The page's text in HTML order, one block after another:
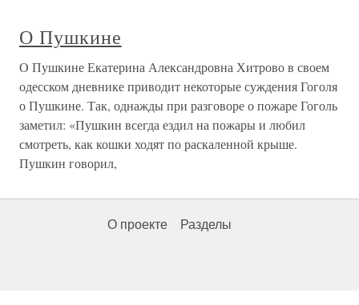
О Пушкине
О Пушкине Екатерина Александровна Хитрово в своем
одесском дневнике приводит некоторые суждения Гоголя
о Пушкине. Так, однажды при разговоре о пожаре Гоголь
заметил: «Пушкин всегда ездил на пожары и любил
смотреть, как кошки ходят по раскаленной крыше.
Пушкин говорил,
О проекте Разделы